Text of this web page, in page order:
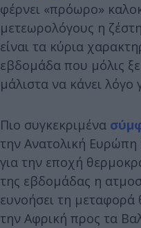
φέρνει «πρόωρο»
μετεωρολόγους η
είναι τα κύρια
εβδομάδα που μόλις
μάλιστα να κάνει λόγο
Πιο συγκεκριμένα
την Ανατολική
για την εποχή
της εβδομάδας η
ευνοήσει τη
την Αφρική προς τα